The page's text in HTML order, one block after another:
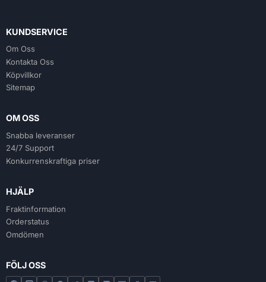
KUNDSERVICE
Om Oss
Kontakta Oss
Köpvillkor
Sitemap
OM OSS
Snabba leveranser
24/7 Support
Konkurrenskraftiga priser
HJÄLP
Fraktinformation
Orderstatus
Omdömen
FÖLJ OSS